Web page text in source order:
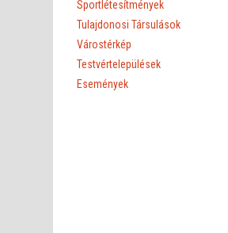
Sportlétesítmények
Tulajdonosi Társulások
Várostérkép
Testvértelepülések
Események